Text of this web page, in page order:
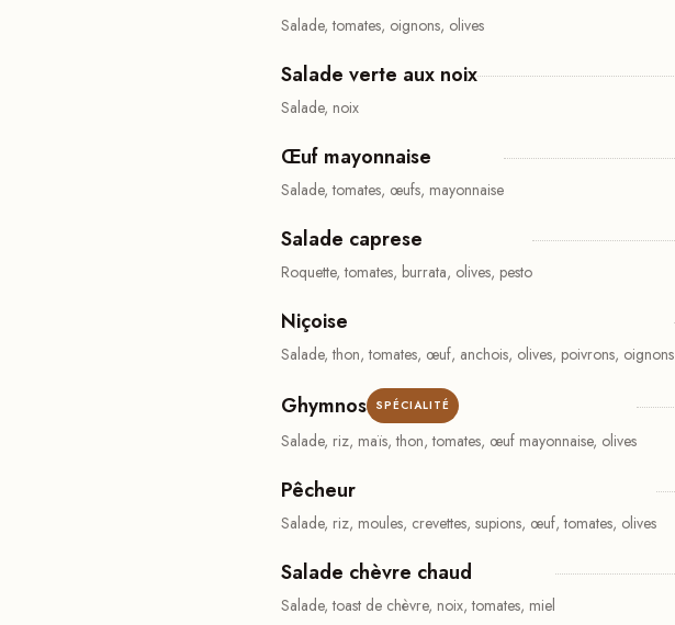
Salade, tomates, oignons, olives
Salade verte aux noix
Salade, noix
Œuf mayonnaise
Salade, tomates, œufs, mayonnaise
Salade caprese
Roquette, tomates, burrata, olives, pesto
Niçoise
Salade, thon, tomates, œuf, anchois, olives, poivrons, oignons
Ghymnos SPÉCIALITÉ
Salade, riz, maïs, thon, tomates, œuf mayonnaise, olives
Pêcheur
Salade, riz, moules, crevettes, supions, œuf, tomates, olives
Salade chèvre chaud
Salade, toast de chèvre, noix, tomates, miel